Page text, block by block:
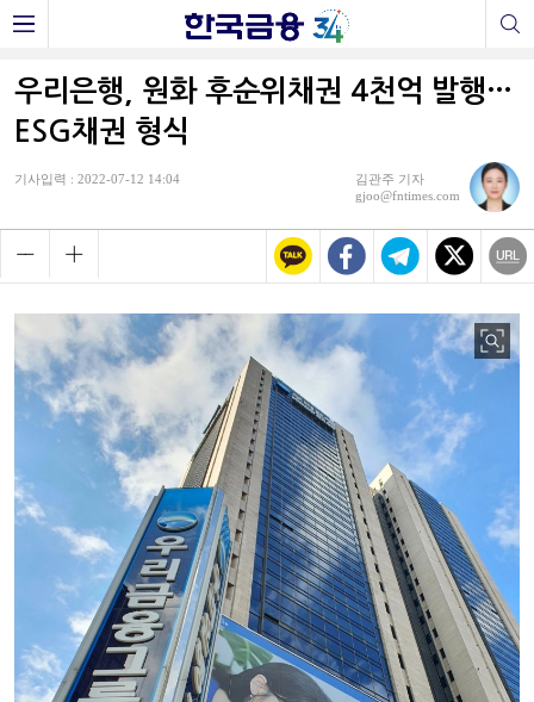
우리은행, 원화 후순위채권 4천억 발행…
ESG채권 형식
기사입력 : 2022-07-12 14:04
김관주 기자
gjoo@fntimes.com